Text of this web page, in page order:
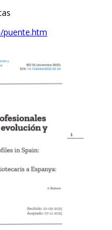
puente.htm